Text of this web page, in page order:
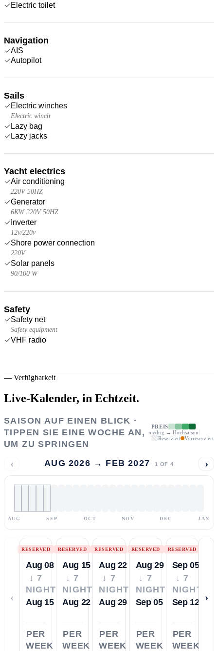
Electric toilet
Navigation
AIS
Autopilot
Sails
Electric winches
Electric winch
Lazy bag
Lazy jacks
Yacht electrics
Air conditioning
220V 50HZ
Generator
6KW 220V 50HZ
Inverter
12v/220v
Shore power connection
220V
Solar panels
90/100 W
Safety
Safety net
Safety equipment
VHF radio
— Verfügbarkeit
Live-Kalender, in Echtzeit.
SAISON AUF EINEN BLICK ·
TIPPEN SIE EINE WOCHE AN,
UM ZU SPRINGEN
PREIS
niedrig → Hochsaison
Reserviert
Vorreserviert
‹ AUG 2026 → FEB 2027 1 OF 4 ›
AUG SEP OCT NOV DEC JAN
‹
RESERVED
Aug 08
↓ 7
NIGHTS
Aug 15
PER
WEEK
RESERVED
Aug 15
↓ 7
NIGHTS
Aug 22
PER
WEEK
RESERVED
Aug 22
↓ 7
NIGHTS
Aug 29
PER
WEEK
RESERVED
Aug 29
↓ 7
NIGHTS
Sep 05
PER
WEEK
RESERVED
Sep 05
↓ 7
NIGHTS
Sep 12
PER
WEEK
›